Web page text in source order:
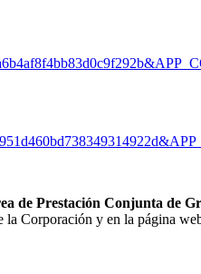
de Prestación Conjunta de
la Corporación y en la página